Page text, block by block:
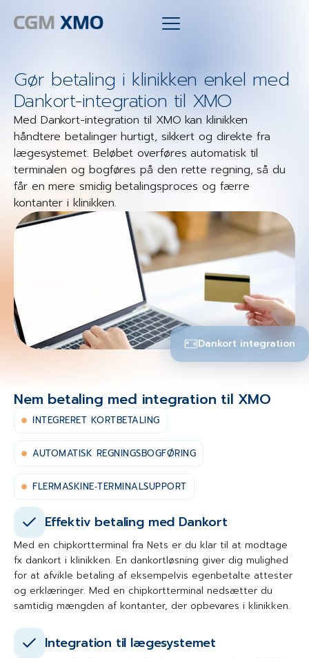
Gør betaling i klinikken enkel med
Dankort-integration til XMO
Med Dankort-integration til XMO kan klinikken
håndtere betalinger hurtigt, sikkert og direkte fra
lægesystemet. Beløbet overføres automatisk til
terminalen og bogføres på den rette regning, så du
får en mere smidig betalingsproces og færre
kontanter i klinikken.
Dankort integration
Nem betaling med integration til XMO
INTEGRERET KORTBETALING
AUTOMATISK REGNINGSBOGFØRING
FLERMASKINE‑TERMINALSUPPORT
Effektiv betaling med Dankort
Med en chipkortterminal fra Nets er du klar til at modtage
fx dankort i klinikken. En dankortløsning giver dig mulighed
for at afvikle betaling af eksempelvis egenbetalte attester
og erklæringer. Med en chipkortterminal nedsætter du
samtidig mængden af kontanter, der opbevares i klinikken.
Integration til lægesystemet